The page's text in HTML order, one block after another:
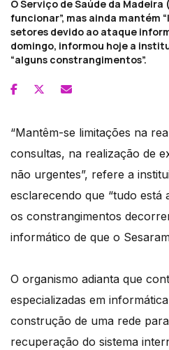
O Serviço de Saúde da Madeira
funcionar”, mas ainda mantém
setores devido ao ataque
domingo, informou hoje a
“alguns constrangimentos”.
“Mantêm-se limitações na
consultas, na realização de
não urgentes”, refere a
esclarecendo que “tudo está
os constrangimentos
informático de que o
O organismo adianta que
especializadas em
construção de uma rede
recuperação do sistema